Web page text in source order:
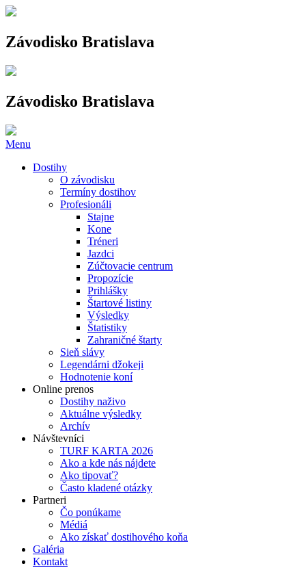
Závodisko Bratislava
Závodisko Bratislava
Menu
Dostihy
O závodisku
Termíny dostihov
Profesionáli
Stajne
Kone
Tréneri
Jazdci
Zúčtovacie centrum
Propozície
Prihlášky
Štartové listiny
Výsledky
Štatistiky
Zahraničné štarty
Sieň slávy
Legendárni džokeji
Hodnotenie koní
Online prenos
Dostihy naživo
Aktuálne výsledky
Archív
Návštevníci
TURF KARTA 2026
Ako a kde nás nájdete
Ako tipovať?
Často kladené otázky
Partneri
Čo ponúkame
Médiá
Ako získať dostihového koňa
Galéria
Kontakt